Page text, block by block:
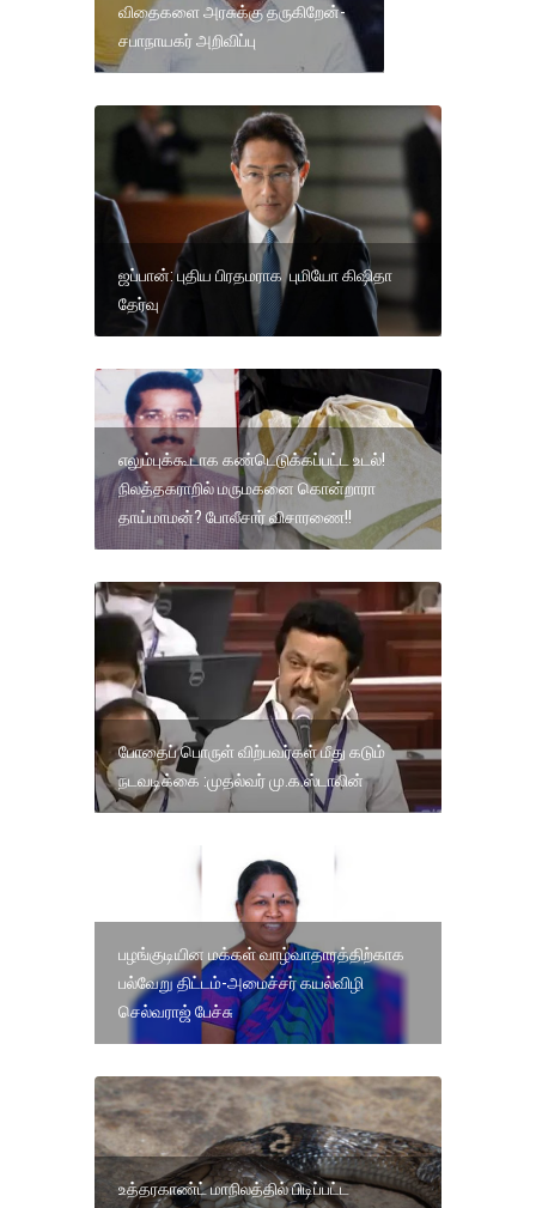
விதைகளை அரசுக்கு தருகிறேன்-
சபாநாயகர் அறிவிப்பு
ஜப்பான்: புதிய பிரதமராக புமியோ கிஷிதா
தேர்வு
எலும்புக்கூடாக கண்டெடுக்கப்பட்ட உடல்!
நிலத்தகராறில் மருமகனை கொன்றாரா
தாய்மாமன்? போலீசார் விசாரணை!!
போதைப் பொருள் விற்பவர்கள் மீது கடும்
நடவடிக்கை :முதல்வர் மு.க.ஸ்டாலின்
பழங்குடியின மக்கள் வாழ்வாதாரத்திற்காக
பல்வேறு திட்டம்-அமைச்சர் கயல்விழி
செல்வராஜ் பேச்சு
உத்தரகாண்ட் மாநிலத்தில் பிடிப்பட்ட